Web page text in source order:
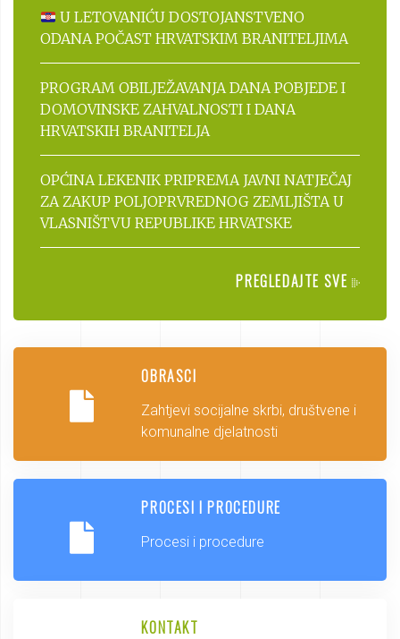
U LETOVANIĆU DOSTOJANSTVENO
ODANA POČAST HRVATSKIM BRANITELJIMA
PROGRAM OBILJEŽAVANJA DANA POBJEDE I
DOMOVINSKE ZAHVALNOSTI I DANA
HRVATSKIH BRANITELJA
OPĆINA LEKENIK PRIPREMA JAVNI NATJEČAJ
ZA ZAKUP POLJOPRVREDNOG ZEMLJIŠTA U
VLASNIŠTVU REPUBLIKE HRVATSKE
PREGLEDAJTE SVE
OBRASCI
Zahtjevi socijalne skrbi, društvene i
komunalne djelatnosti
PROCESI I PROCEDURE
Procesi i procedure
KONTAKT